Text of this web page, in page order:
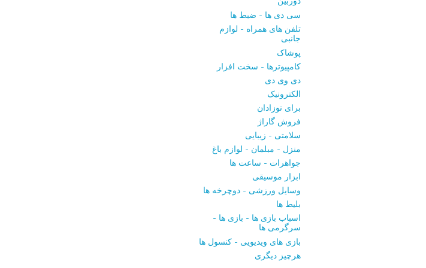
سی ‌دی ‌ها - ضبط‌ ها
تلفن ‌های همراه - لوازم
جانبی
پوشاک
کامپیوترها - سخت ‌افزار
دی ‌وی ‌دی
الکترونیک
برای نوزادان
فروش گاراژ
سلامتی - زیبایی
منزل - مبلمان - لوازم باغ
جواهرات - ساعت ‌ها
ابزار موسیقی
وسایل ورزشی - دوچرخه ‌ها
بلیط‌ ها
اسباب‌ بازی ها - بازی ها -
سرگرمی ‌ها
بازی‌ های ویدیویی - کنسول‌ ها
هرچیز دیگری